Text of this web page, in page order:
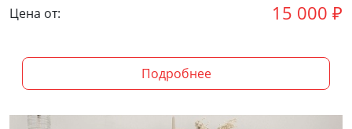
Цена от: 15 000 ₽
Подробнее